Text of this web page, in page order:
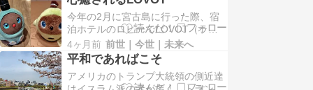
心が躍るものの、現実は仕事がある
ので、楽しみを鼻先にぶら下げなが
ら業務に励んだ。翌日、搭乗まであ
と1日メールが届く。おお！！いよ
いよ明日から旅行だ！！…
今年の2月に宮古島に行った際、宿
泊ホテルのロビーでLOVOT（ラボ
ット）のチョコちゃんがお出迎えし
てくれた。ロビー周辺をグルグルし
ており、人が現われると、かわいい
笑顔で寄ってくる。目も動くし、か
4ヶ月前 前世｜今世｜未来へ
平和であればこそ
アメリカのトランプ大統領の側近達